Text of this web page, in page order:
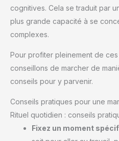
cognitives. Cela se traduit par
plus grande capacité à se
complexes.
Pour profiter pleinement de
conseillons de marcher de
conseils pour y parvenir.
Conseils pratiques pour une
Rituel quotidien : conseils
Fixez un moment